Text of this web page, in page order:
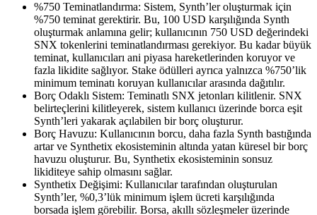
%750 Teminatlandırma: Sistem, Synth’ler oluşturmak için
%750 teminat gerektirir. Bu, 100 USD karşılığında Synth
oluşturmak anlamına gelir; kullanıcının 750 USD değerindeki
SNX tokenlerini teminatlandırması gerekiyor. Bu kadar büyük
teminat, kullanıcıları ani piyasa hareketlerinden koruyor ve
fazla likidite sağlıyor. Stake ödülleri ayrıca yalnızca %750’lik
minimum teminatı koruyan kullanıcılar arasında dağıtılır.
Borç Odaklı Sistem: Teminatlı SNX jetonları kilitlenir. SNX
belirteçlerini kilitleyerek, sistem kullanıcı üzerinde borca ​​eşit
Synth’leri yakarak açılabilen bir borç oluşturur.
Borç Havuzu: Kullanıcının borcu, daha fazla Synth bastığında
artar ve Synthetix ekosisteminin altında yatan küresel bir borç
havuzu oluşturur. Bu, Synthetix ekosisteminin sonsuz
likiditeye sahip olmasını sağlar.
Synthetix Değişimi: Kullanıcılar tarafından oluşturulan
Synth’ler, %0,3’lük minimum işlem ücreti karşılığında
borsada işlem görebilir. Borsa, akıllı sözleşmeler üzerinde